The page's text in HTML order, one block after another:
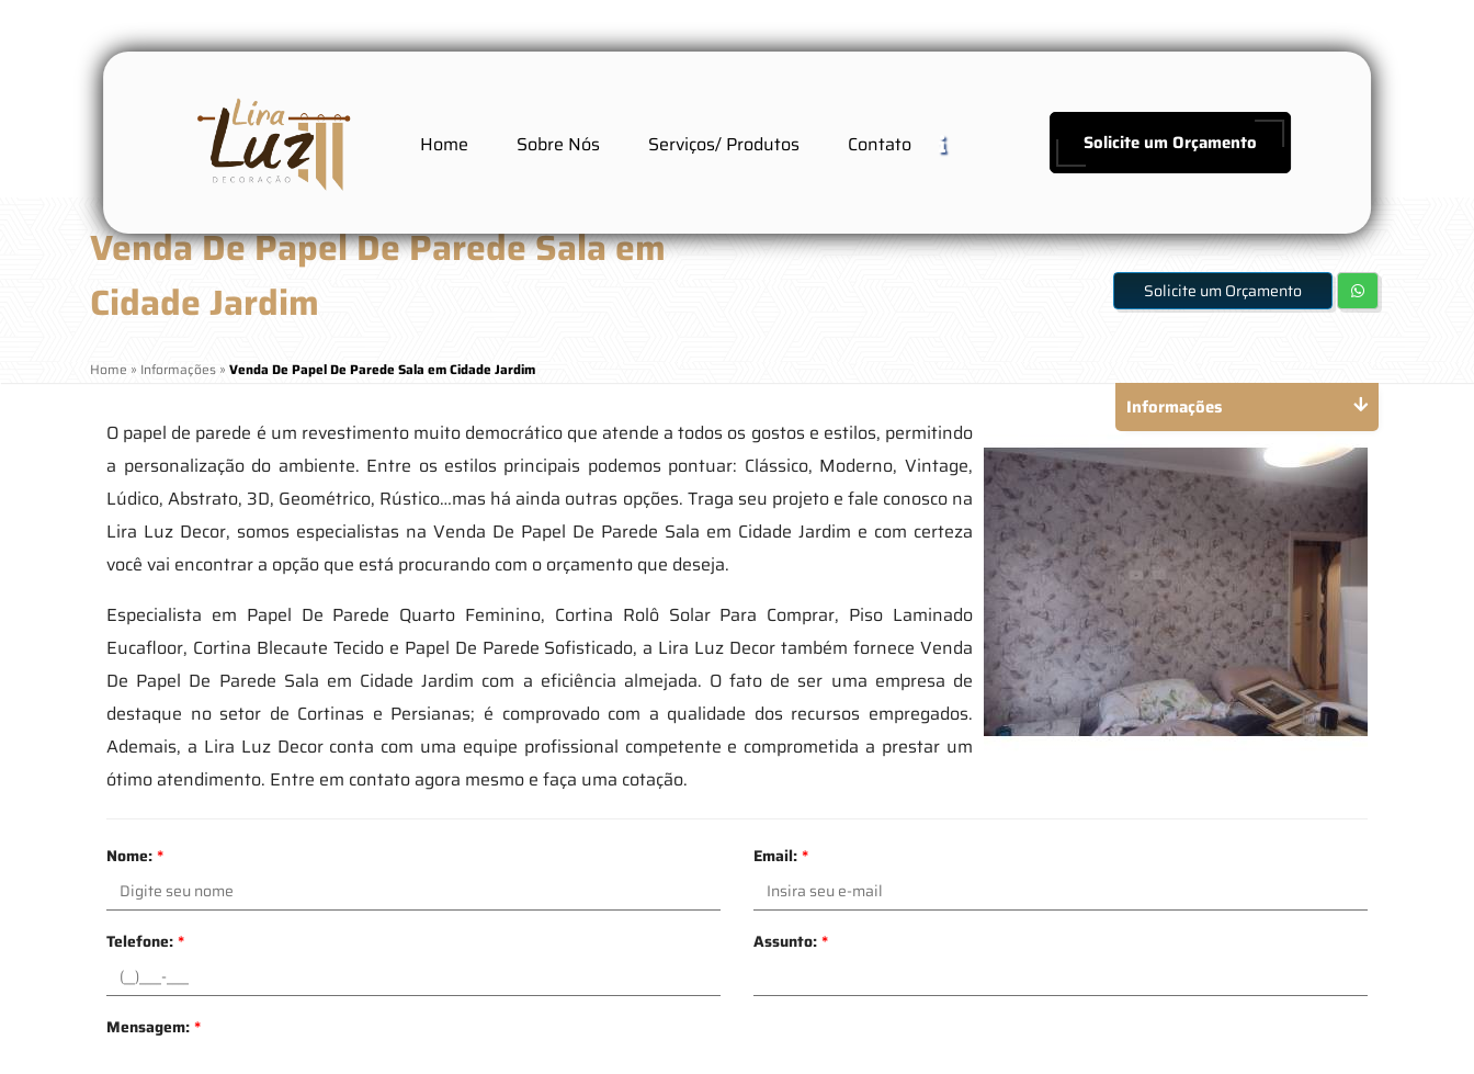
Home Sobre Nós Serviços/ Produtos Contato Solicite um Orçamento
Venda De Papel De Parede Sala em
Cidade Jardim
Home » Informações »Venda De Papel De Parede Sala em Cidade Jardim
Solicite um Orçamento
O papel de parede é um revestimento muito democrático que atende a todos os gostos e estilos, permitindo
a personalização do ambiente. Entre os estilos principais podemos pontuar: Clássico, Moderno, Vintage,
Lúdico, Abstrato, 3D, Geométrico, Rústico…mas há ainda outras opções. Traga seu projeto e fale conosco na
Lira Luz Decor, somos especialistas na Venda De Papel De Parede Sala em Cidade Jardim e com certeza
você vai encontrar a opção que está procurando com o orçamento que deseja.
Especialista em Papel De Parede Quarto Feminino, Cortina Rolô Solar Para Comprar, Piso Laminado
Eucafloor, Cortina Blecaute Tecido e Papel De Parede Sofisticado, a Lira Luz Decor também fornece Venda
De Papel De Parede Sala em Cidade Jardim com a eficiência almejada. O fato de ser uma empresa de
destaque no setor de Cortinas e Persianas; é comprovado com a qualidade dos recursos empregados.
Ademais, a Lira Luz Decor conta com uma equipe profissional competente e comprometida a prestar um
ótimo atendimento. Entre em contato agora mesmo e faça uma cotação.
Nome:* Email:*
Telefone:* Assunto:*
Mensagem:*
Informações